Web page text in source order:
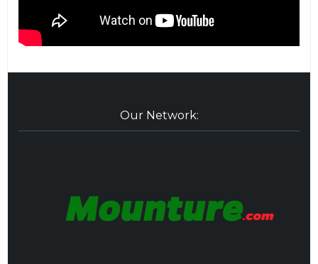
Our Network: